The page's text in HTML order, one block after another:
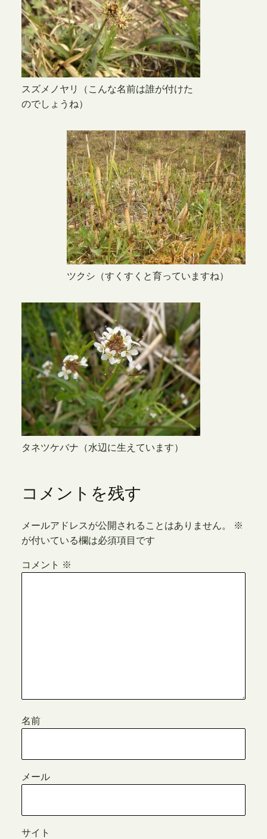
スズメノヤリ（こんな名前は誰が付けた
のでしょうね）
ツクシ（すくすくと育っていますね）
タネツケバナ（水辺に生えています）
コメントを残す
メールアドレスが公開されることはありません。
※
が付いている欄は必須項目です
コメント ※
名前
メール
サイト